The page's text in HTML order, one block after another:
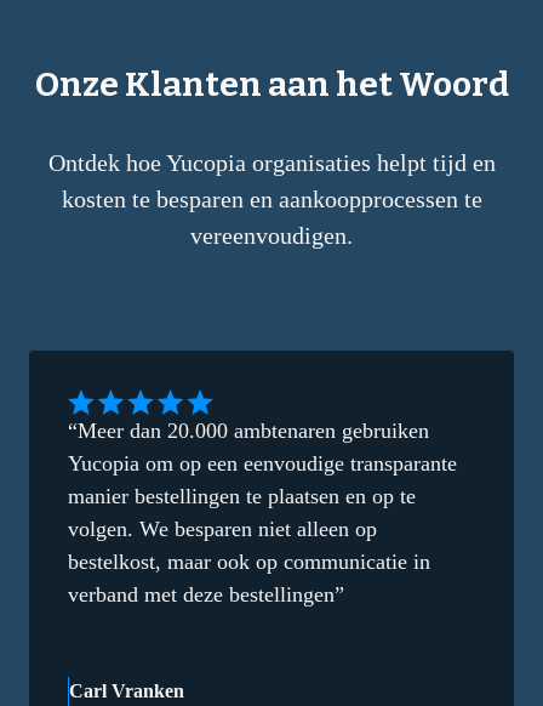
Onze Klanten aan het Woord
Ontdek hoe Yucopia organisaties helpt tijd en
kosten te besparen en aankoopprocessen te
vereenvoudigen.
“Meer dan 20.000 ambtenaren gebruiken
Yucopia om op een eenvoudige transparante
manier bestellingen te plaatsen en op te
volgen. We besparen niet alleen op
bestelkost, maar ook op communicatie in
verband met deze bestellingen”
Carl Vranken